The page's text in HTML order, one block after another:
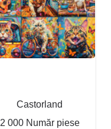
Castorland
2 000 Număr piese